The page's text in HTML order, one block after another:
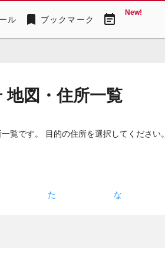
ル bookmark ブックマーク event_note New!
地図・住所一覧
覧です。 目的の住所を選択してください。
た な